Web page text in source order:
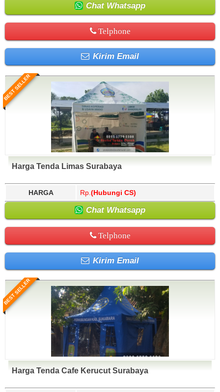
Chat Whatsapp
Telphone
Kirim Email
BEST SELLER
Harga Tenda Limas Surabaya
HARGA Rp. (Hubungi CS)
Chat Whatsapp
Telphone
Kirim Email
BEST SELLER
Harga Tenda Cafe Kerucut Surabaya